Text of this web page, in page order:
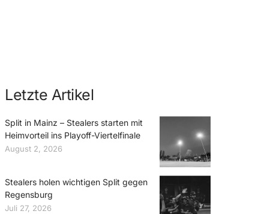
Letzte Artikel
Split in Mainz – Stealers starten mit
Heimvorteil ins Playoff-Viertelfinale
August 2, 2026
Stealers holen wichtigen Split gegen
Regensburg
Juli 27, 2026